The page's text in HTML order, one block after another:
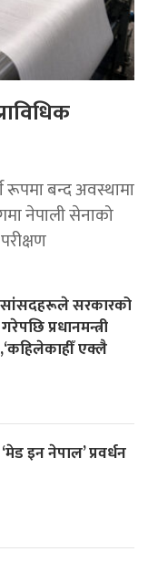
बन्द अवस्थामा
नेपाली सेनाको
सांसदहरूले सरकारको
प्रधानमन्त्री
एक्लै
इन नेपाल’ प्रवर्धन